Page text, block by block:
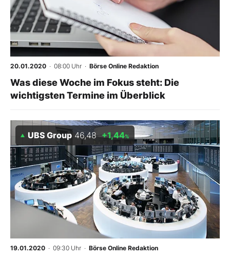
20.01.2020 · 08:00 Uhr · Börse Online Redaktion
Was diese Woche im Fokus steht: Die
wichtigsten Termine im Überblick
UBS Group 46,48 +1,44%
19.01.2020 · 09:30 Uhr · Börse Online Redaktion